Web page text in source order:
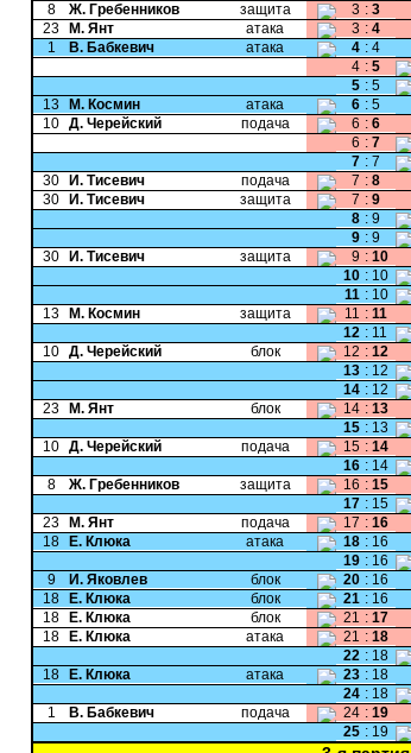
8
Ж. Гребенников защита 3 : 3
23
М. Янт атака 3 : 4
1
В. Бабкевич атака 4 : 4
4 : 5
5 : 5
13
М. Космин атака 6 : 5
10 Д. Черейский подача 6 : 6
6 : 7
7 : 7
30
И. Тисевич подача 7 : 8
30
И. Тисевич защита 7 : 9
8 : 9
9 : 9
30
И. Тисевич защита 9 : 10
10 : 10
11 : 10
13
М. Космин защита 11 : 11
12 : 11
10 Д. Черейский блок 12 : 12
13 : 12
14 : 12
23
М. Янт блок 14 : 13
15 : 13
10 Д. Черейский подача 15 : 14
16 : 14
8
Ж. Гребенников защита 16 : 15
17 : 15
23
М. Янт подача 17 : 16
18
Е. Клюка атака 18 : 16
19 : 16
9
И. Яковлев блок 20 : 16
18
Е. Клюка блок 21 : 16
18
Е. Клюка блок 21 : 17
18
Е. Клюка атака 21 : 18
22 : 18
18
Е. Клюка атака 23 : 18
24 : 18
1
В. Бабкевич подача 24 : 19
25 : 19